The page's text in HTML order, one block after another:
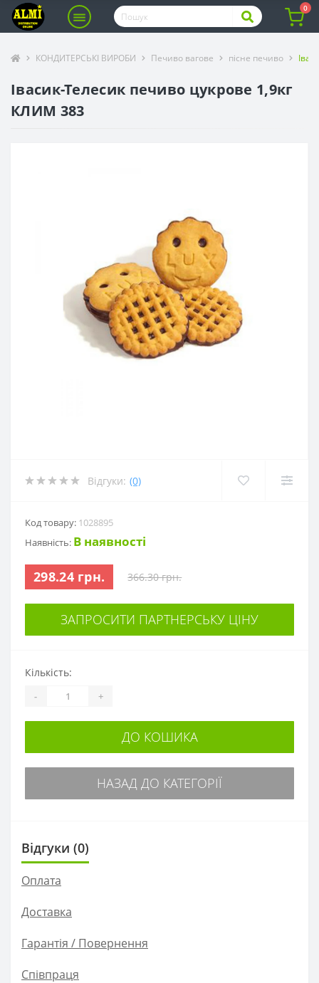
0
КОНДИТЕРСЬКІ ВИРОБИ Печиво вагове пісне печиво
Івасик-Телесик печиво цукрове 1,9кг
КЛИМ 383
Відгуки: (0)
Код товару: 1028895
Наявність: В наявності
298.24 грн. 366.30 грн.
ЗАПРОСИТИ ПАРТНЕРСЬКУ ЦІНУ
Кількість:
- +
ДО КОШИКА
НАЗАД ДО КАТЕГОРІЇ
Відгуки (0)
Оплата
Доставка
Гарантія / Повернення
Співпраця